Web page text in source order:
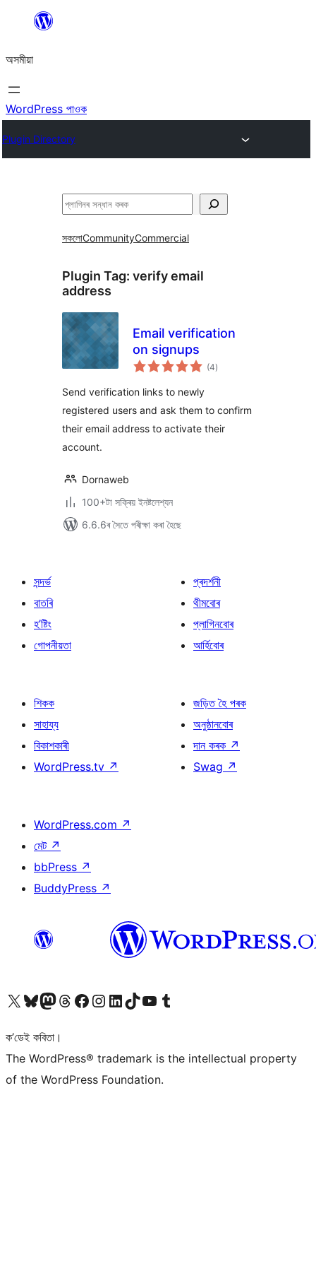
বিষয়বস্তুলৈ
যাওক
অসমীয়া
WordPress পাওক
Plugin Directory
সন্ধান
সকলোCommunityCommercial
Plugin Tag: verify email
address
Email verification
on signups
(4টা
মুঠ)
Send verification links to newly
registered users and ask them to confirm
their email address to activate their
account.
Dornaweb
100+টা সক্ৰিয় ইনষ্টলেশ্যন
6.6.6ৰ সৈতে পৰীক্ষা কৰা হৈছে
সন্দৰ্ভ
বাতৰি
হ’ষ্টিং
গোপনীয়তা
প্ৰদৰ্শনী
থীমবোৰ
প্লাগিনবোৰ
আৰ্হিবোৰ
শিকক
সাহায্য
বিকাশকাৰী
WordPress.tv ↗
জড়িত হৈ পৰক
অনুষ্ঠানবোৰ
দান কৰক ↗
Swag ↗
WordPress.com ↗
মেট ↗
bbPress ↗
BuddyPress ↗
আমাৰ X (আগৰ Twitter) একাউণ্টলৈ যাওকআমাৰ Bluesky একাউণ্টলৈ যাওকআমাৰ Mastodon একাউণ্টলৈ যাওকআমাৰ Threads একাউণ্টলৈ যাওকআমাৰ Facebook পৃষ্ঠালৈ যাওকআমাৰ Instagram একাউণ্টলৈ যাওকআমাৰ LinkedIn একাউণ্টলৈ যাওকআমাৰ TikTok একাউণ্টলৈ যাওকআমাৰ YouTube চেনেললৈ যাওকআমাৰ Tumblr একাউণ্টলৈ যাওক
ক’ডেই কবিতা।
The WordPress® trademark is the intellectual property
of the WordPress Foundation.